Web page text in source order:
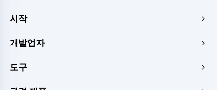
에지 가속 및 보안
가장자리 함수
시작
가격
콘솔
개발업자
문서
도구
웹사이트 속도 테스트